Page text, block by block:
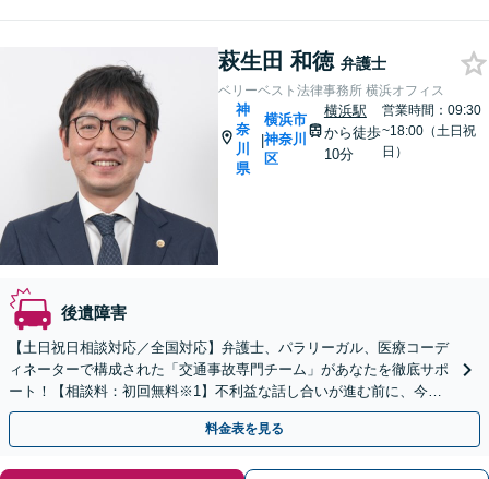
萩生田 和徳 弁護士
ベリーベスト法律事務所 横浜オフィス
神
奈
川
県
|
横浜市
神奈川
区
横浜駅
から徒歩
10分
営業時間：09:30
~18:00（土日祝
日）
後遺障害
【土日祝日相談対応／全国対応】弁護士、パラリーガル、医療コーデ
ィネーターで構成された「交通事故専門チーム」があなたを徹底サポ
ート！【相談料：初回無料※1】不利益な話し合いが進む前に、今す
ぐ相談！
料金表を見る